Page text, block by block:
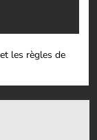
les règles de